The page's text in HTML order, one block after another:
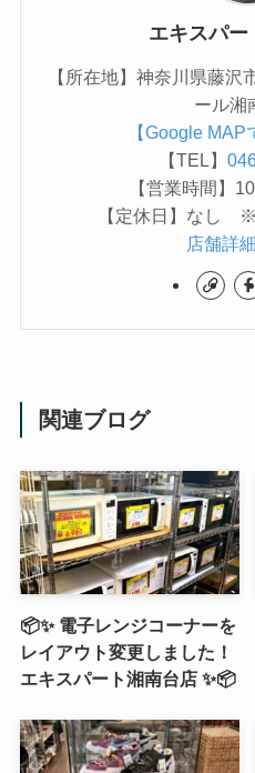
エキスパー
【所在地】神奈川県藤沢
ール湘
【Google MAP
【TEL】
【営業時間】
【定休日】なし
店舗詳
関連ブログ
📦✨ 電子レンジコーナーを
レイアウト変更しました！
エキスパート湘南台店 ✨📦